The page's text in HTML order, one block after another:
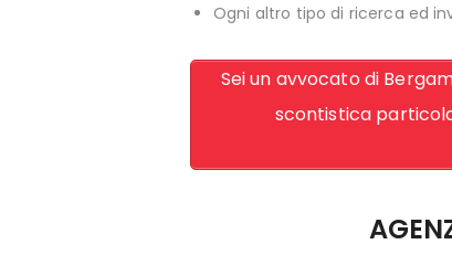
Ogni altro tipo di ricerca ed
Sei un avvocato di
scontistica